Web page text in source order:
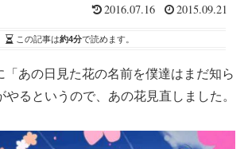
2016.07.16 2015.09.21
この記事は約4分で読めます。
「あの日見た花の名前を僕達はまだ知ら
やるというので、あの花見直しました。